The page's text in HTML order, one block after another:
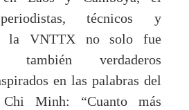
técnicos y
la VNTTX no solo fue
también verdaderos
en las palabras del
Chi Minh: “Cuanto más